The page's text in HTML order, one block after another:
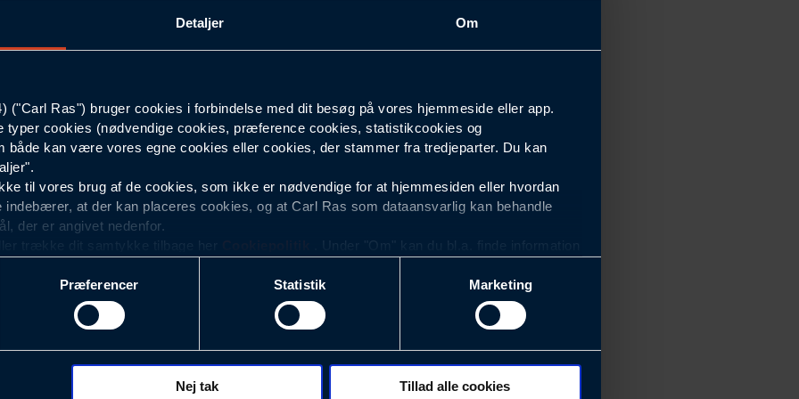
Detaljer Om
("Carl Ras") bruger cookies i forbindelse med dit besøg på vores hjemmeside eller app.
typer cookies (nødvendige cookies, præference cookies, statistikcookies og
både kan være vores egne cookies eller cookies, der stammer fra tredjeparter. Du kan
til vores brug af de cookies, som ikke er nødvendige for at hjemmesiden eller hvordan
indebærer, at der kan placeres cookies, og at Carl Ras som dataansvarlig kan behandle
der er angivet nedenfor.
trække dit samtykke tilbage her
. Under "Om" kan du bl.a. finde information
med det formål at optimere design, brugervenlighed og effektiviteten af vores
analyser af, hvilke oplysninger der er mest populære, og som derfor skal være nemme at
hvad der klikkes på, sider/indhold der besøges, browsertype, søgeord, IP-adresse,
(computer, smartphone mv.) samt de features, der anvendes.
Præferencer Statistik Marketing
Nej tak Tillad alle cookies
Dame